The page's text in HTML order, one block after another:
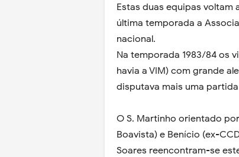
Estas duas equipas voltam
última temporada a
nacional.
Na temporada 1983/84 os
havia a VIM) com grande
disputava mais uma
O S. Martinho orientado
Boavista) e Benício (ex-
Soares reencontram-se